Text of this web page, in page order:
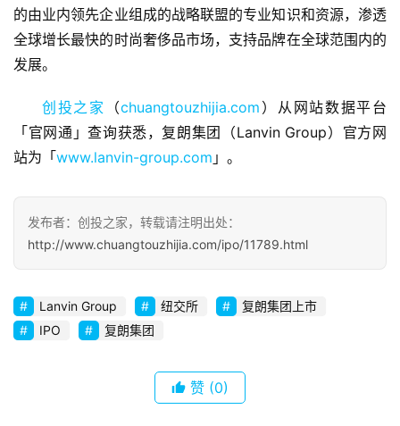
融
资
报
道
商
业
观
初
业
的由业内领先企业组成的战略联盟的专业知识和资源，渗透
全球增长最快的时尚奢侈品市场，支持品牌在全球范围内的
发展。
创投之家 （chuangtouzhijia.com ）从网站数据平台
「官网通」查询获悉，复朗集团（Lanvin Group）官方网
站为「www.lanvin-group.com 」。
发布者：创投之家，转载请注明出处：
http://www.chuangtouzhijia.com/ipo/11789.html
Lanvin Group 纽交所
复朗集团上市
IPO
复朗集团
赞 (0)